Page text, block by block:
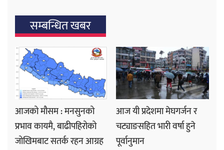
सम्बन्धित खबर
आजको मौसम : मनसुनको
प्रभाव कायमै, बाढीपहिरोको
जोखिमबाट सतर्क रहन आग्रह
आज यी प्रदेशमा मेघगर्जन र
चट्याङसहित भारी वर्षा हुने
पूर्वानुमान